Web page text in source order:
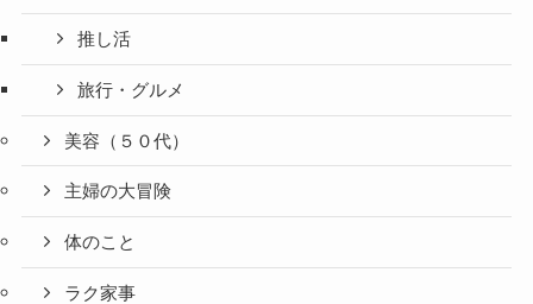
推し活
旅行・グルメ
美容（５０代）
主婦の大冒険
体のこと
ラク家事